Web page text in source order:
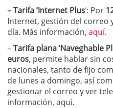
– Tarifa ‘Internet Plus‘: Por
Internet, gestión del correo
día. Más información, aquí.
–Tarifa plana ‘Naveghable
euros, permite hablar sin
nacionales, tanto de fijo
de lunes a domingo, así
gestionar el correo y ver
información, aquí.